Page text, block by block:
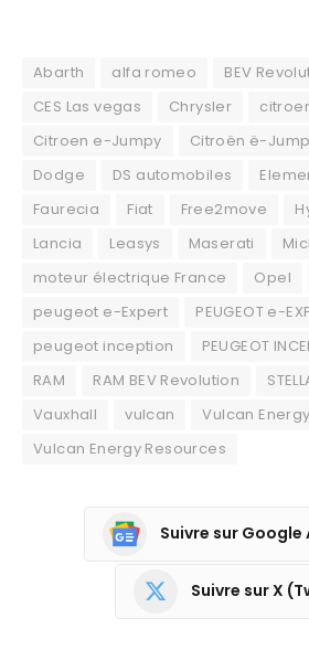
Abarth alfa romeo BEV
CES Las vegas
Chrysler
Citroen e-Jumpy
Citroën ë-
Dodge
DS automobiles
Faurecia
Fiat Free2move
Lancia
Leasys Maserati
moteur électrique France
Opel
peugeot e-Expert
PEUGEOT e-
peugeot inception
PEUGEOT
RAM
RAM BEV Revolution
Vauxhall
vulcan
Vulcan Energy
Vulcan Energy Resources
Suivre sur
Suivre sur X